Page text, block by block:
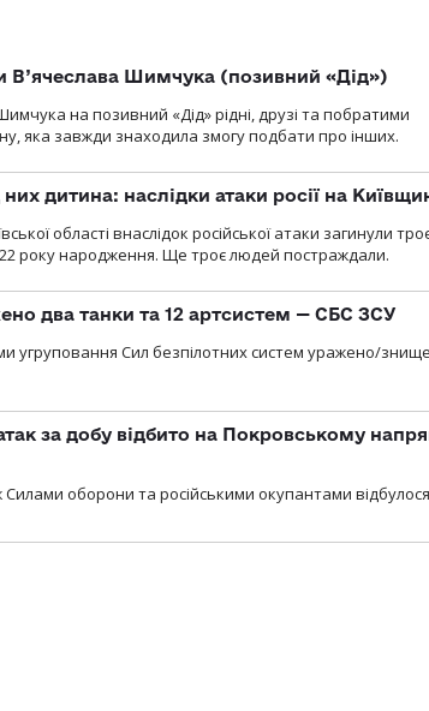
В’ячеслава Шимчука (позивний «Дід»)
на позивний «Дід» рідні, друзі та побратими
яка завжди знаходила змогу подбати про інших.
дитина: наслідки атаки росії на
області внаслідок російської атаки загинули
року народження. Ще троє людей постраждали.
два танки та 12 артсистем — СБС ЗСУ
угруповання Сил безпілотних систем уражено/
за добу відбито на Покровському
оборони та російськими окупантами